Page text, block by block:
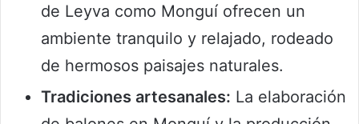
de Leyva como Monguí ofrecen un
ambiente tranquilo y relajado, rodeado
de hermosos paisajes naturales.
Tradiciones artesanales: La elaboración